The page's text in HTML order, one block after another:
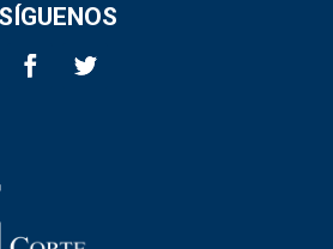
SÍGUENOS